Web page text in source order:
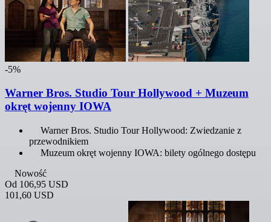
-5%
Warner Bros. Studio Tour Hollywood + Muzeum
okręt wojenny IOWA
Warner Bros. Studio Tour Hollywood: Zwiedzanie z
przewodnikiem
Muzeum okręt wojenny IOWA: bilety ogólnego dostępu
Nowość
Od 106,95 USD
101,60 USD